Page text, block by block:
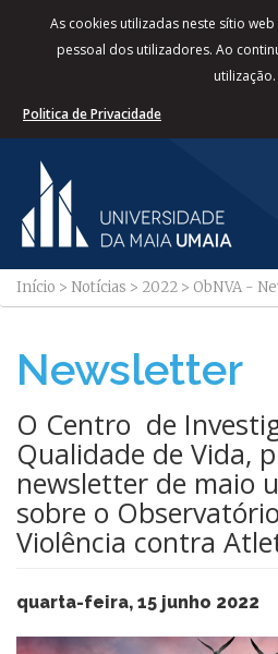
As cookies utilizadas neste sítio
pessoal dos utilizadores. Ao
utilização.
Politica de Privacidade
Início > Notícias > 2022 > ObNVA -
Newsletter
​O Centro de
Qualidade de Vida,
newsletter de maio
sobre o
Violência contra
quarta-feira, 15 junho 2022